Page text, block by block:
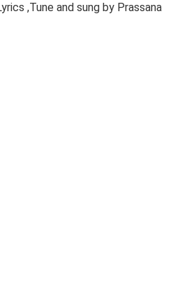
,Tune and sung by Prassana